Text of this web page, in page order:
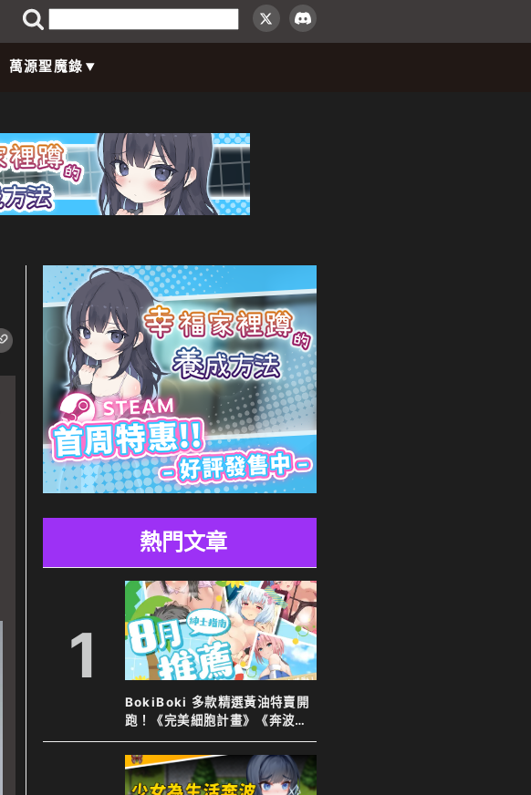
萬源聖魔錄
熱門文章
1
BokiBoki 多款精選黃油特賣開
跑！《完美細胞計畫》《奔波的
綾子小姐》等新舊作下殺７８
折！